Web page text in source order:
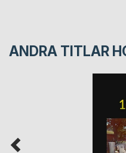
ANDRA TITLAR